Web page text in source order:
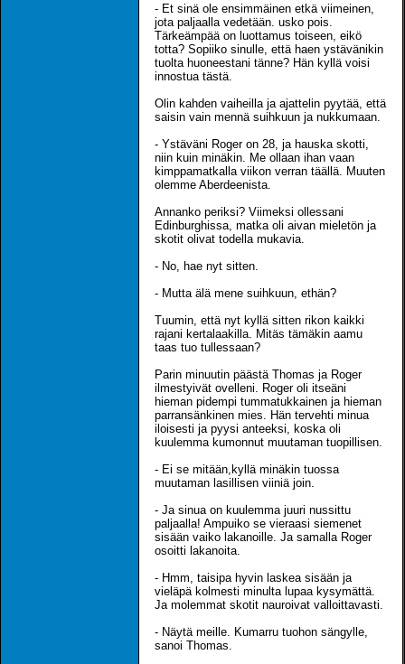
- Et sinä ole ensimmäinen etkä viimeinen,
jota paljaalla vedetään. usko pois.
Tärkeämpää on luottamus toiseen, eikö
totta? Sopiiko sinulle, että haen ystävänikin
tuolta huoneestani tänne? Hän kyllä voisi
innostua tästä.
Olin kahden vaiheilla ja ajattelin pyytää, että
saisin vain mennä suihkuun ja nukkumaan.
- Ystäväni Roger on 28, ja hauska skotti,
niin kuin minäkin. Me ollaan ihan vaan
kimppamatkalla viikon verran täällä. Muuten
olemme Aberdeenista.
Annanko periksi? Viimeksi ollessani
Edinburghissa, matka oli aivan mieletön ja
skotit olivat todella mukavia.
- No, hae nyt sitten.
- Mutta älä mene suihkuun, ethän?
Tuumin, että nyt kyllä sitten rikon kaikki
rajani kertalaakilla. Mitäs tämäkin aamu
taas tuo tullessaan?
Parin minuutin päästä Thomas ja Roger
ilmestyivät ovelleni. Roger oli itseäni
hieman pidempi tummatukkainen ja hieman
parransänkinen mies. Hän tervehti minua
iloisesti ja pyysi anteeksi, koska oli
kuulemma kumonnut muutaman tuopillisen.
- Ei se mitään,kyllä minäkin tuossa
muutaman lasillisen viiniä join.
- Ja sinua on kuulemma juuri nussittu
paljaalla! Ampuiko se vieraasi siemenet
sisään vaiko lakanoille. Ja samalla Roger
osoitti lakanoita.
- Hmm, taisipa hyvin laskea sisään ja
vieläpä kolmesti minulta lupaa kysymättä.
Ja molemmat skotit nauroivat valloittavasti.
- Näytä meille. Kumarru tuohon sängylle,
sanoi Thomas.